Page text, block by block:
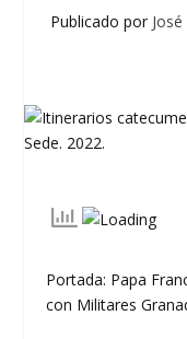
Publicado por
Portada: Papa
con Militares